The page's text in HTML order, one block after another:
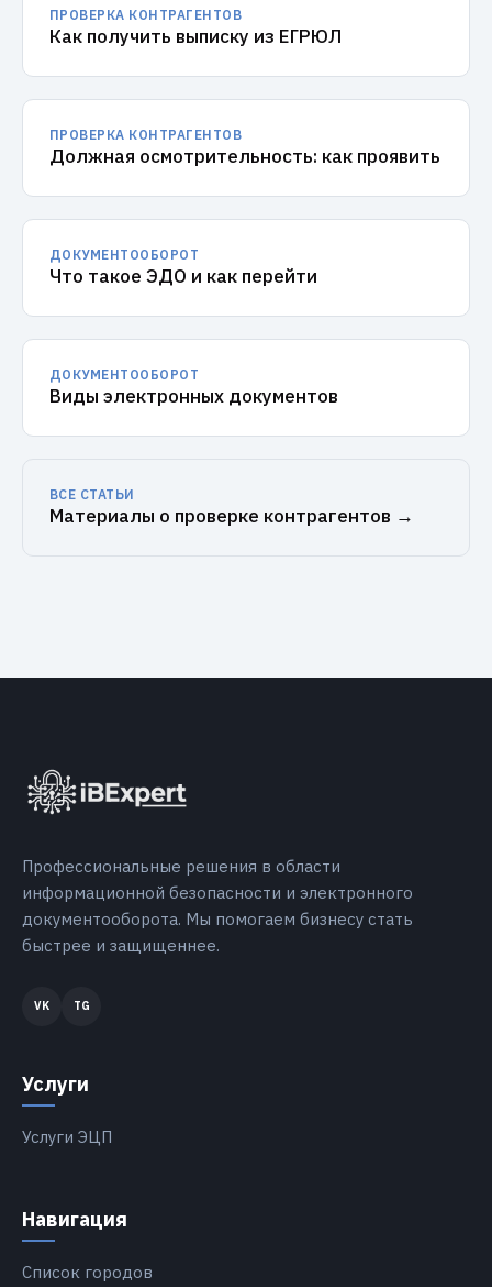
ПРОВЕРКА КОНТРАГЕНТОВ
Как получить выписку из ЕГРЮЛ
ПРОВЕРКА КОНТРАГЕНТОВ
Должная осмотрительность: как проявить
ДОКУМЕНТООБОРОТ
Что такое ЭДО и как перейти
ДОКУМЕНТООБОРОТ
Виды электронных документов
ВСЕ СТАТЬИ
Материалы о проверке контрагентов →
Профессиональные решения в области
информационной безопасности и электронного
документооборота. Мы помогаем бизнесу стать
быстрее и защищеннее.
Услуги
Услуги ЭЦП
Навигация
Список городов